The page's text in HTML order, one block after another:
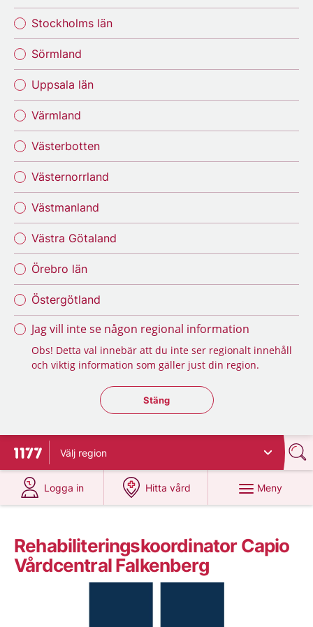
Stockholms län
Sörmland
Uppsala län
Värmland
Västerbotten
Västernorrland
Västmanland
Västra Götaland
Örebro län
Östergötland
Jag vill inte se någon regional information
Obs! Detta val innebär att du inte ser regionalt innehåll
och viktig information som gäller just din region.
Stäng regionsväljaren
Stäng
Till startsidan för 1177
Välj region
Logga in
på 1177.se
Hitta vård
på 1177.se
Meny
Rehabiliteringskoordinator Capio
Vårdcentral Falkenberg